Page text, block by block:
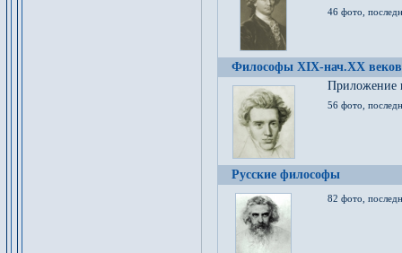
46 фото,
Философы XIX-нач.XX веков
Приложение
56 фото,
Русские философы
82 фото,